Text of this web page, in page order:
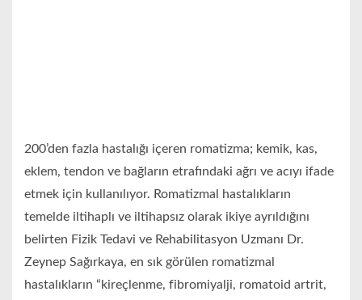
200’den fazla hastalığı içeren romatizma; kemik, kas,
eklem, tendon ve bağların etrafındaki ağrı ve acıyı ifade
etmek için kullanılıyor. Romatizmal hastalıkların
temelde iltihaplı ve iltihapsız olarak ikiye ayrıldığını
belirten Fizik Tedavi ve Rehabilitasyon Uzmanı Dr.
Zeynep Sağırkaya, en sık görülen romatizmal
hastalıkların “kireçlenme, fibromiyalji, romatoid artrit,